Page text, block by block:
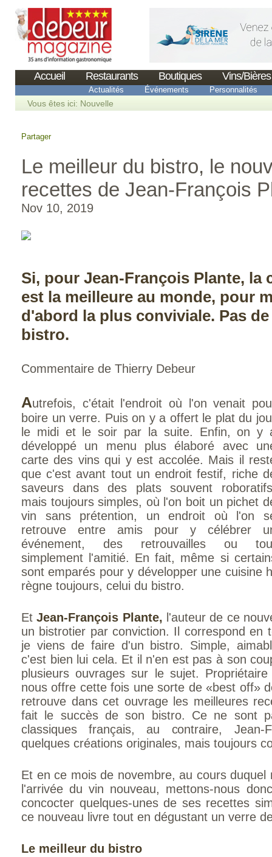
Accueil Restaurants Boutiques Vins/Bières
Actualités Événements Personnalités
Vous êtes ici: Nouvelle
Partager
Le meilleur du bistro, le
recettes de Jean-François
Nov 10, 2019
Si, pour Jean-François Plante, la
est la meilleure au monde, pour
d'abord la plus conviviale. Pas
bistro.
Commentaire de Thierry Debeur
Autrefois, c'était l'endroit où l'on venait
boire un verre. Puis on y a offert le plat du
le midi et le soir par la suite. Enfin, on y
développé un menu plus élaboré avec
carte des vins qui y est accolée. Mais il
que c'est avant tout un endroit festif, riche
saveurs dans des plats souvent
mais toujours simples, où l'on boit un pichet
vin sans prétention, un endroit où l'on
retrouve entre amis pour y célébrer
événement, des retrouvailles ou
simplement l'amitié. En fait, même si
sont emparés pour y développer une cuisine
règne toujours, celui du bistro.
EtJean-François Plante, l'auteur de ce
un bistrotier par conviction. Il correspond en
je viens de faire d'un bistro. Simple,
c'est bien lui cela. Et il n'en est pas à son
plusieurs ouvrages sur le sujet.
nous offre cette fois une sorte de «best off»
retrouve dans cet ouvrage les meilleures
fait le succès de son bistro. Ce ne sont
classiques français, au contraire, Jean-
quelques créations originales, mais toujours
Et en ce mois de novembre, au cours duquel
l'arrivée du vin nouveau, mettons-nous
concocter quelques-unes de ses recettes
ce nouveau livre tout en dégustant un verre
Le meilleur du bistro